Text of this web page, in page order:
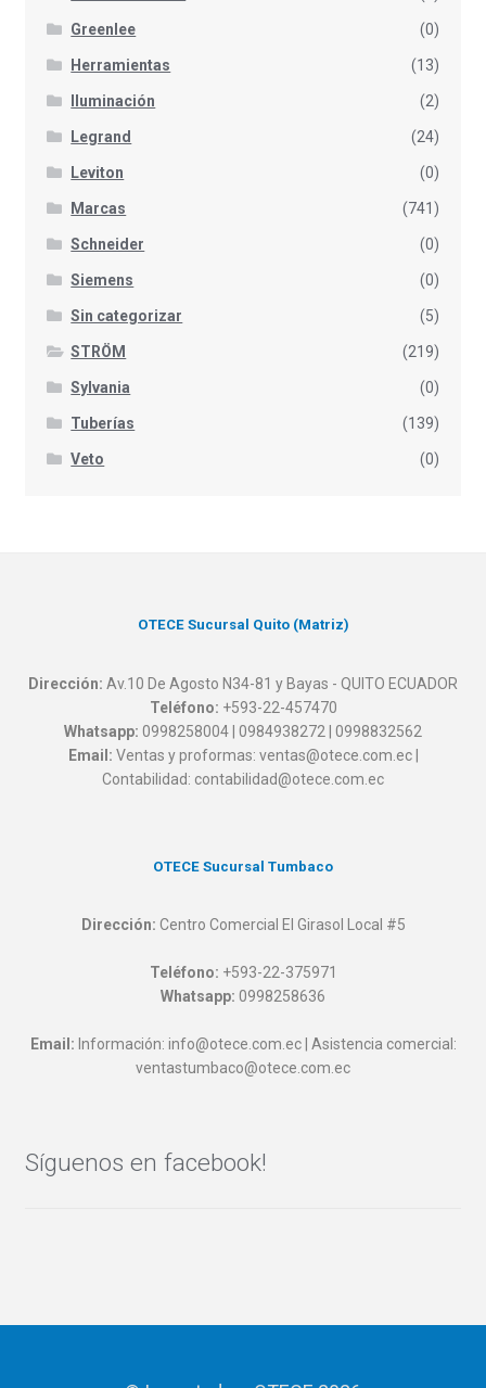
Greenlee (0)
Herramientas (13)
Iluminación (2)
Legrand (24)
Leviton (0)
Marcas (741)
Schneider (0)
Siemens (0)
Sin categorizar (5)
STRÖM (219)
Sylvania (0)
Tuberías (139)
Veto (0)
OTECE Sucursal Quito (Matriz)
Dirección: Av.10 De Agosto N34-81 y Bayas - QUITO ECUADOR
Teléfono: +593-22-457470
Whatsapp: 0998258004 | 0984938272 | 0998832562
Email: Ventas y proformas: ventas@otece.com.ec |
Contabilidad: contabilidad@otece.com.ec
OTECE Sucursal Tumbaco
Dirección: Centro Comercial El Girasol Local #5
Teléfono: +593-22-375971
Whatsapp: 0998258636
Email: Información: info@otece.com.ec | Asistencia comercial:
ventastumbaco@otece.com.ec
Síguenos en facebook!